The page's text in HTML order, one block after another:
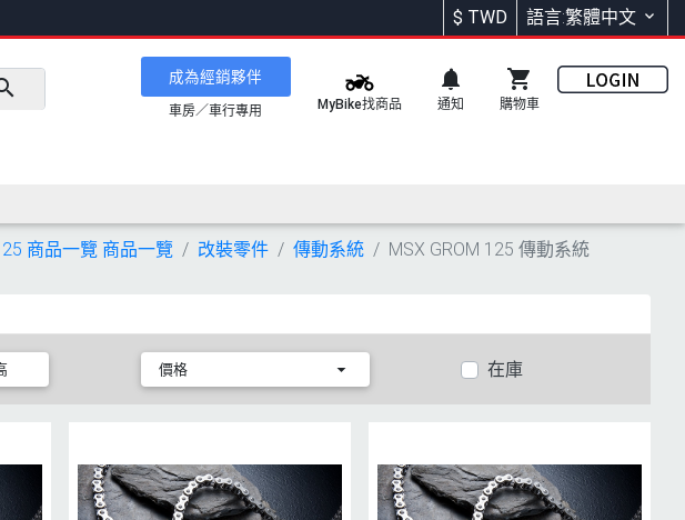
$ TWD 語言:繁體中文
成為經銷夥伴
車房／車行專用 MyBike找商品 通知 購物車
商品一覽 商品一覽 改裝零件 傳動系統 MSX GROM 125 傳動系統
價格 在庫